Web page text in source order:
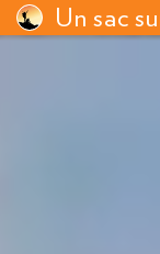
Un sac